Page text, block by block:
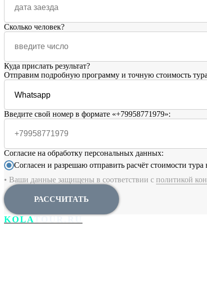
Сколько человек?
Куда прислать результат?
Отправим подробную программу и точную стоимость тура
Введите свой номер в формате «+79958771979»:
Согласие на обработку персональных данных:
Согласен и разрешаю отправить расчёт стоимости
• Ваши данные защищены в соответствии с политикой
РАССЧИТАТЬ
KOLA